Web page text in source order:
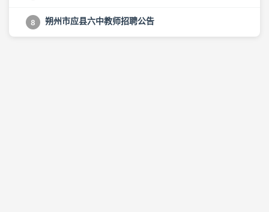
8 朔州市应县六中教师招聘公告